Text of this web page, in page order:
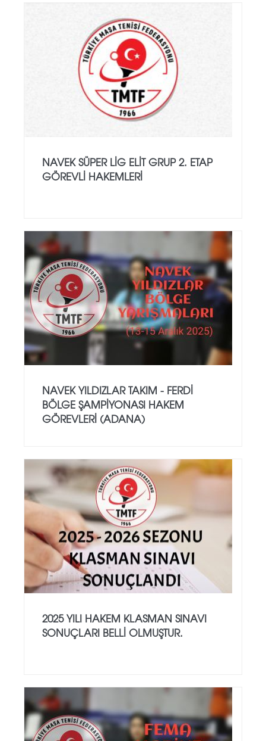
NAVEK SÜPER LIG ELIT GRUP 2. ETAP
GÖREVLI HAKEMLERI
NAVEK YILDIZLAR TAKIM - FERDI
BÖLGE ŞAMPIYONASI HAKEM
GÖREVLERI (ADANA)
2025 YILI HAKEM KLASMAN SINAVI
SONUÇLARI BELLİ OLMUŞTUR.